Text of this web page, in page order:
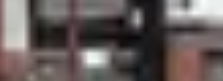
vous à vos sports de glisse préférés
au sein d’un club ou résidence ski